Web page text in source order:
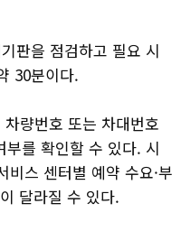
판을 점검하고 필요 시
30분이다.
량번호 또는 차대번호
를 확인할 수 있다. 시
비스 센터별 예약 수요·부
달라질 수 있다.